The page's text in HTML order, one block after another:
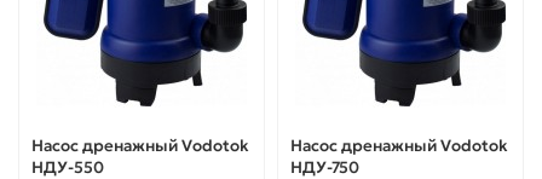
Насос дренажный Vodotok
НДУ-550
Насос дренажный Vodotok
НДУ-750